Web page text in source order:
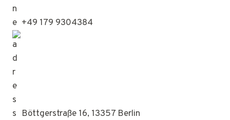
+49 179 9304384
Böttgerstraße 16, 13357 Berlin